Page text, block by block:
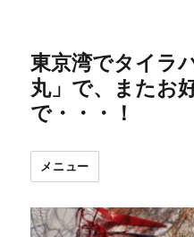
東京湾でタイラ
丸」で、またお
で・・・！
メニュー